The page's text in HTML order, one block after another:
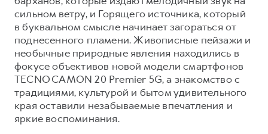
DARGO
от 3 199 000 ₽
DARGO X
от 3 499 000 ₽
Программа «HAVAL Защита+»
Тест-драйв
Трейд-ин
КРЕДИТ И СТРАХОВАНИЕ
Кредитный калькулятор
СЕРВИСНОЕ ОБСЛУЖИВАНИЕ
Нулевое ТО
Программа «Помощь на дороге»
Регламенты технического обслуживания
Электронный ПТС
ИНФОРМАЦИЯ О ДИЛЕРЕ
О дилере
Наша команда
Контакты
сильном ветру, и Горящего источника, который
в буквальном смысле начинает загораться от
поднесенного пламени. Живописные пейзажи и
необычные природные явления находились в
фокусе объективов новой модели смартфонов
TECNO CAMON 20 Premier 5G, а знакомство с
традициями, культурой и бытом удивительного
края оставили незабываемые впечатления и
яркие воспоминания.